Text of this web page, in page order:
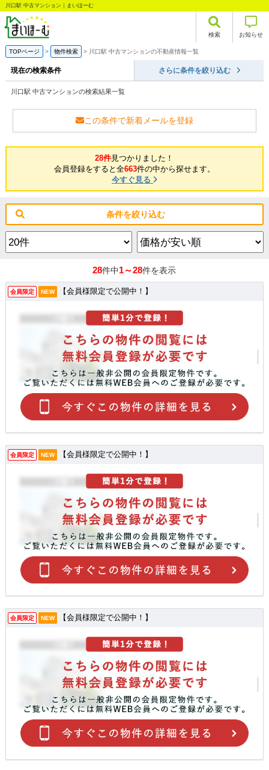
川口駅 中古マンション｜まいほーむ
検索 お知らせ
TOPページ 物件検索 川口駅 中古マンションの不動産情報一覧
現在の検索条件 さらに条件を絞り込む
川口駅 中古マンションの検索結果一覧
この条件で新着メールを登録
28件見つかりました！
会員登録をすると全663件の中から探せます。
今すぐ見る
条件を絞り込む
28件中1～28件を表示
会員限定 NEW 【会員様限定で公開中！】
会員限定 NEW 【会員様限定で公開中！】
会員限定 NEW 【会員様限定で公開中！】